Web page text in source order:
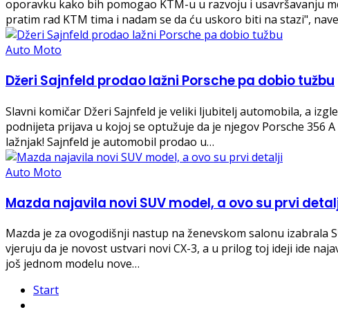
oporavku kako bih pomogao KTM-u u razvoju i usavršavanju
pratim rad KTM tima i nadam se da ću uskoro biti na stazi",
Auto Moto
Džeri Sajnfeld prodao lažni Porsche pa dobio tužbu
​Slavni komičar Džeri Sajnfeld je veliki ljubitelj automobila, a
podnijeta prijava u kojoj se optužuje da je njegov Porsche 356
lažnjak! Sajnfeld je automobil prodao u…
Auto Moto
Mazda najavila novi SUV model, a ovo su prvi
Mazda je za ovogodišnji nastup na ženevskom salonu izabrala
vjeruju da je novost ustvari novi CX-3, a u prilog toj ideji ide
još jednom modelu nove…
Start